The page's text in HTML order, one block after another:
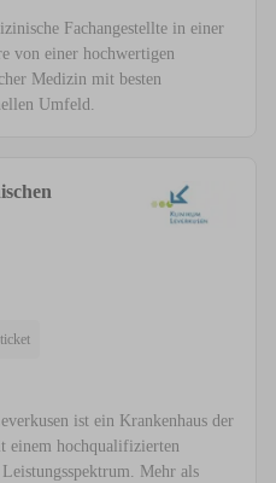
Fachangestellte in einer
von einer hochwertigen
Medizin mit besten
Umfeld.
ist ein Krankenhaus der
einem hochqualifizierten
Mehr als